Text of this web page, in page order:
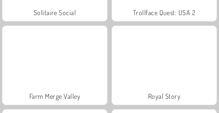
Solitaire Social Trollface Quest: USA 2
Farm Merge Valley Royal Story